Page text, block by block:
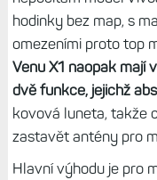
hodinky bez map, s
omezeními proto top
Venu X1 naopak mají
dvě funkce, jejichž
kovová luneta, takže
zastavět antény pro
Hlavní výhodu je pro